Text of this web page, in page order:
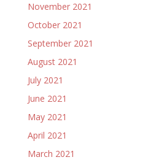
November 2021
October 2021
September 2021
August 2021
July 2021
June 2021
May 2021
April 2021
March 2021